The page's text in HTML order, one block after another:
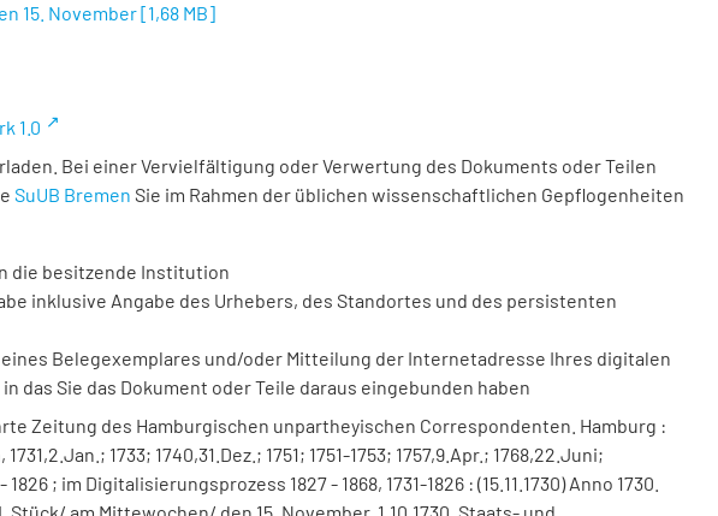
15. November[1,68 MB]
1.0
Bei einer Vervielfältigung oder Verwertung des Dokuments oder Teilen
SuUB Bremen Sie im Rahmen der üblichen wissenschaftlichen Gepflogenheiten
die besitzende Institution
inklusive Angabe des Urhebers, des Standortes und des persistenten
Belegexemplares und/oder Mitteilung der Internetadresse Ihres digitalen
das Sie das Dokument oder Teile daraus eingebunden haben
Zeitung des Hamburgischen unpartheyischen Correspondenten. Hamburg :
1733; 1740,31.Dez.; 1751; 1751-1753; 1757,9.Apr.; 1768,22.Juni;
1826 ; im Digitalisierungsprozess 1827 - 1868, 1731-1826 : (15.11.1730) Anno 1730.